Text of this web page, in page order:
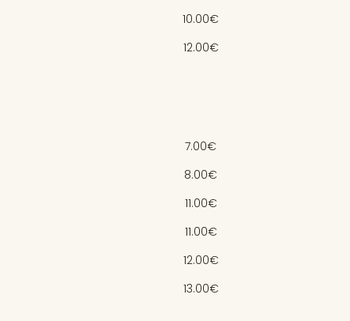
10.00€
12.00€
7.00€
8.00€
11.00€
11.00€
12.00€
13.00€